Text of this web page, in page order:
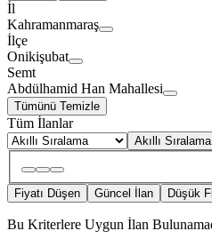
İl
Kahramanmaraş
İlçe
Onikişubat
Semt
Abdülhamid Han Mahallesi
Tümünü Temizle
Tüm İlanlar
Akıllı Sıralama
Fiyatı Düşen Güncel İlan Düşük
Bu Kriterlere Uygun İlan